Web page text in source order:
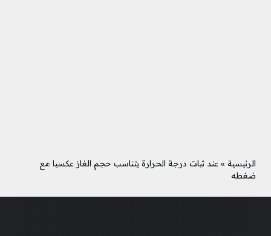
الرئيسية » عند ثبات درجة الحرارة يتناسب حجم الغاز عكسيا مع
ضغطه